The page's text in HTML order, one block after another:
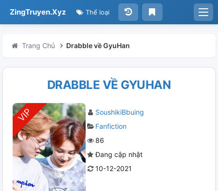
ZingTruyen.Xyz Thể loại
Trang Chủ Drabble về GyuHan
DRABBLE VỀ GYUHAN
SoushikiBbuing
Fanfiction
86
Đang cập nhật
10-12-2021